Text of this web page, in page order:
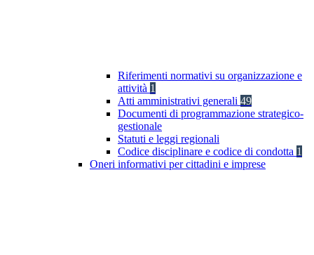
Riferimenti normativi su organizzazione e
attività 1
Atti amministrativi generali 49
Documenti di programmazione strategico-
gestionale
Statuti e leggi regionali
Codice disciplinare e codice di condotta 1
Oneri informativi per cittadini e imprese